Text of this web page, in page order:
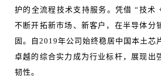
护的全流程技术支持服务。凭借 “技术
不断开拓新市场、新客户，在半导体分
固。自2019年公司始终稳居中国本土芯
卓越的综合实力成为行业标杆，展现出
韧性。